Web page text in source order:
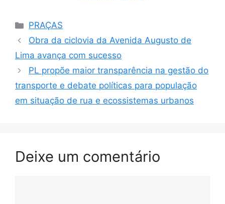
Categorias
PRAÇAS
Obra da ciclovia da Avenida Augusto de
Lima avança com sucesso
PL propõe maior transparência na gestão do
transporte e debate políticas para população
em situação de rua e ecossistemas urbanos
Deixe um comentário